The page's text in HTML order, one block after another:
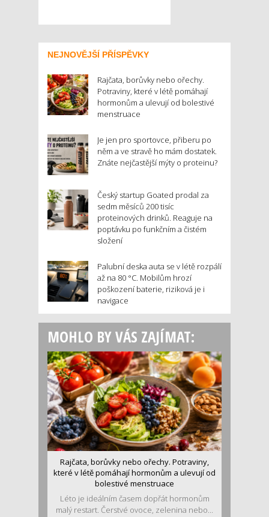
NEJNOVĚJŠÍ PŘÍSPĚVKY
Rajčata, borůvky nebo ořechy.
Potraviny, které v létě pomáhají
hormonům a ulevují od bolestivé
menstruace
Je jen pro sportovce, přiberu po
něm a ve stravě ho mám dostatek.
Znáte nejčastější mýty o proteinu?
Český startup Goated prodal za
sedm měsíců 200 tisíc
proteinových drinků. Reaguje na
poptávku po funkčním a čistém
složení
Palubní deska auta se v létě rozpálí
až na 80 °C. Mobilům hrozí
poškození baterie, riziková je i
navigace
MOHLO BY VÁS ZAJÍMAT:
Rajčata, borůvky nebo ořechy. Potraviny,
které v létě pomáhají hormonům a ulevují od
bolestivé menstruace
Léto je ideálním časem dopřát hormonům
malý restart. Čerstvé ovoce, zelenina nebo...